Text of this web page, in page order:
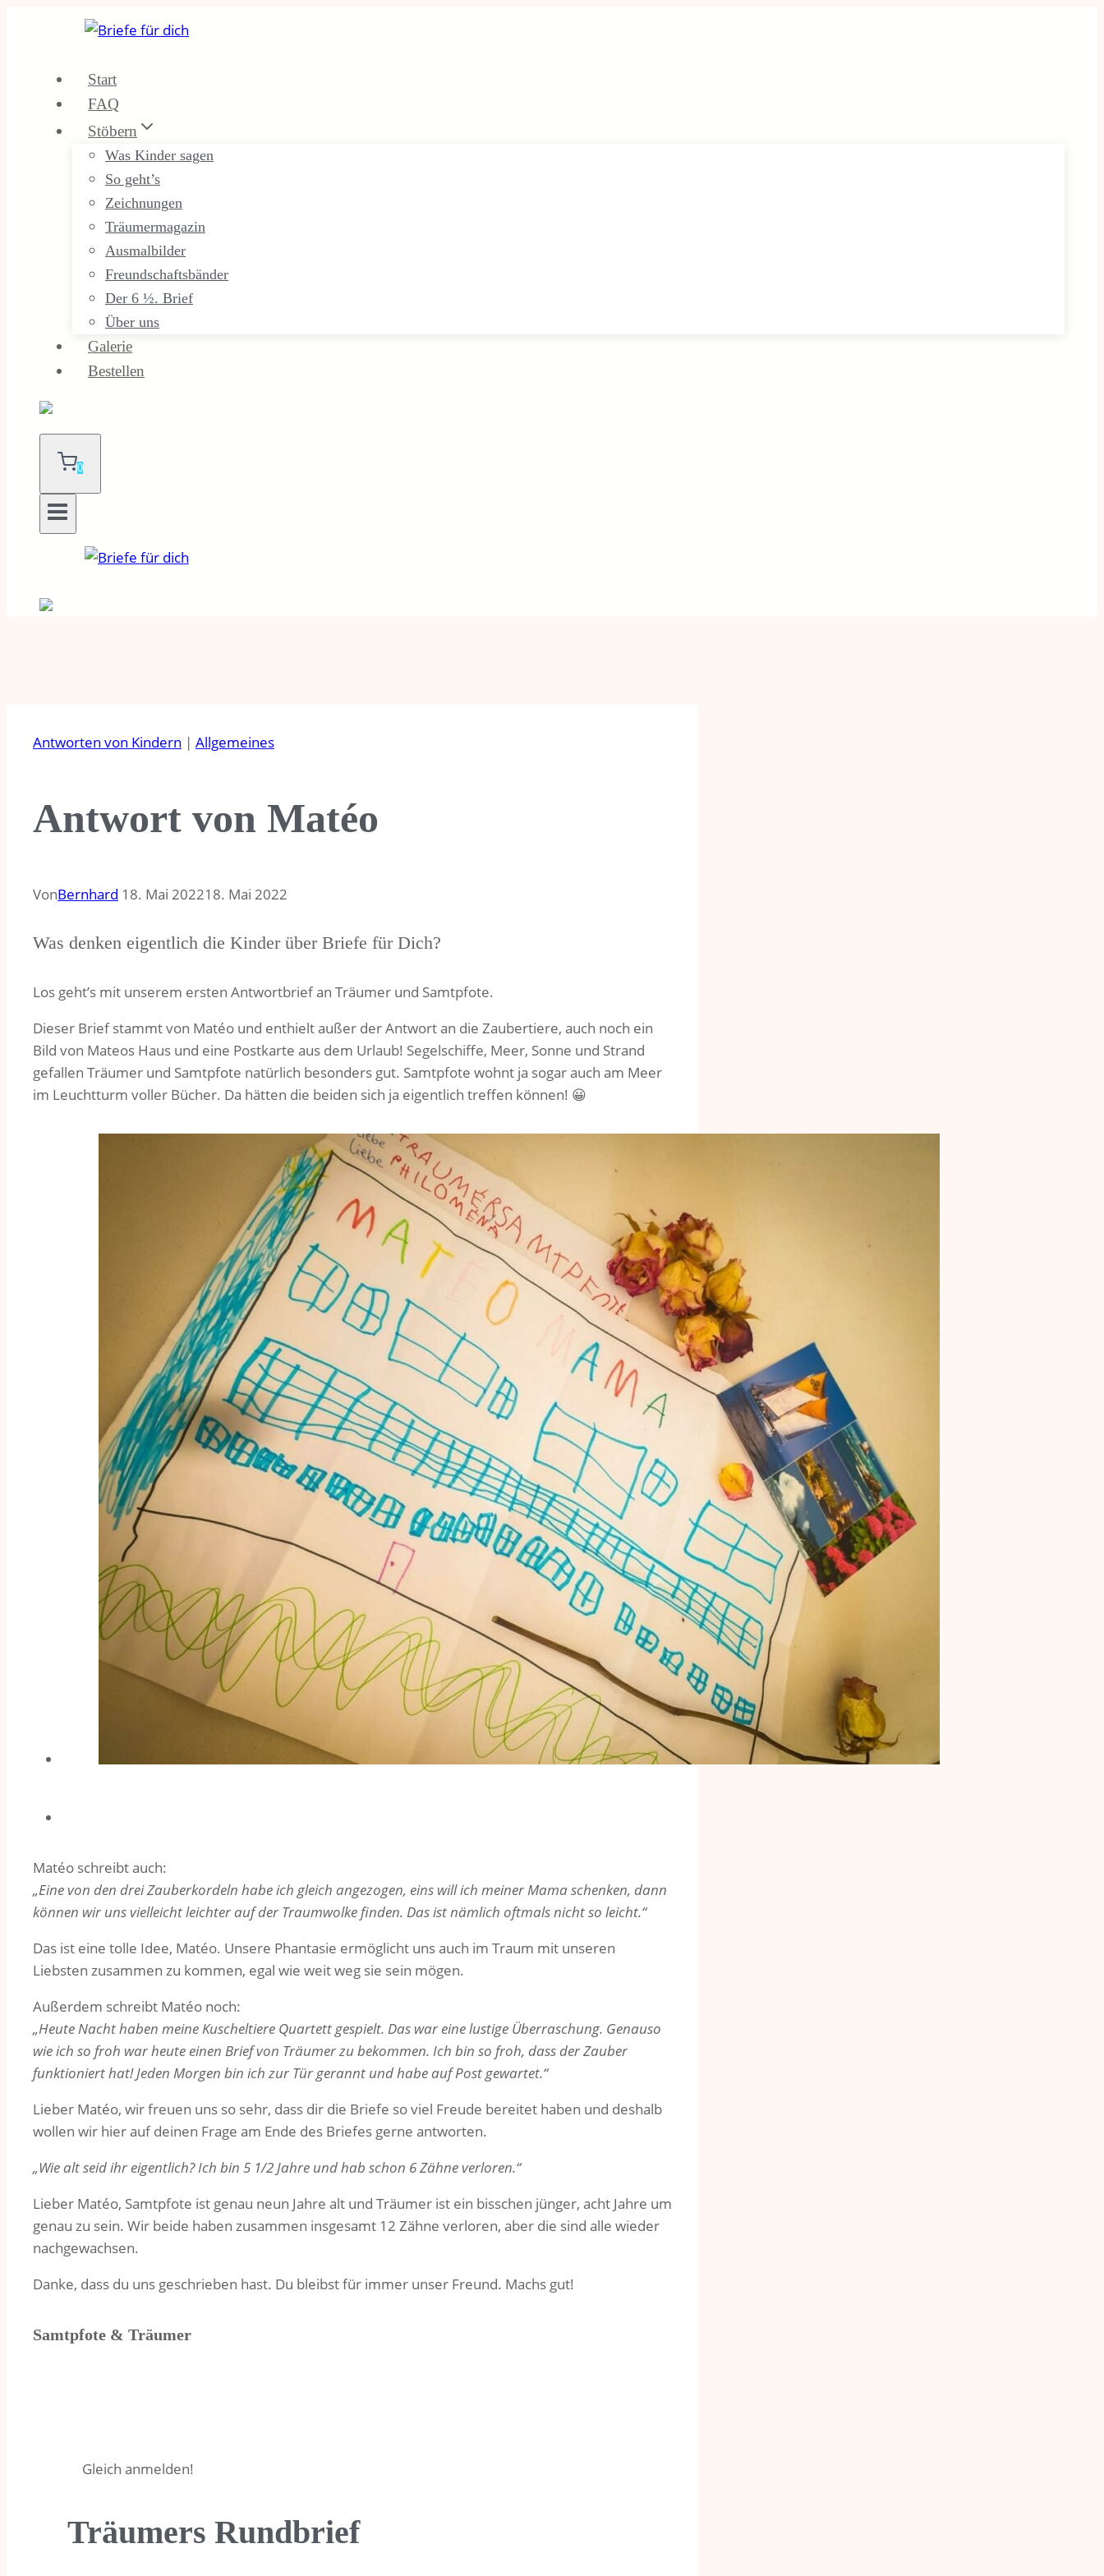
Start
FAQ
Stöbern
Was Kinder sagen
So geht’s
Zeichnungen
Träumermagazin
Ausmalbilder
Freundschaftsbänder
Der 6 ½. Brief
Über uns
Galerie
Bestellen
0
Antworten von Kindern | Allgemeines
Antwort von Matéo
VonBernhard 18. Mai 202218. Mai 2022
Was denken eigentlich die Kinder über Briefe für Dich?
Los geht’s mit unserem ersten Antwortbrief an Träumer und Samtpfote.
Dieser Brief stammt von Matéo und enthielt außer der Antwort an die Zaubertiere, auch noch ein
Bild von Mateos Haus und eine Postkarte aus dem Urlaub! Segelschiffe, Meer, Sonne und Strand
gefallen Träumer und Samtpfote natürlich besonders gut. Samtpfote wohnt ja sogar auch am Meer
im Leuchtturm voller Bücher. Da hätten die beiden sich ja eigentlich treffen können! 😀
Matéo schreibt auch:
„Eine von den drei Zauberkordeln habe ich gleich angezogen, eins will ich meiner Mama schenken, dann
können wir uns vielleicht leichter auf der Traumwolke finden. Das ist nämlich oftmals nicht so leicht.“
Das ist eine tolle Idee, Matéo. Unsere Phantasie ermöglicht uns auch im Traum mit unseren
Liebsten zusammen zu kommen, egal wie weit weg sie sein mögen.
Außerdem schreibt Matéo noch:
„Heute Nacht haben meine Kuscheltiere Quartett gespielt. Das war eine lustige Überraschung. Genauso
wie ich so froh war heute einen Brief von Träumer zu bekommen. Ich bin so froh, dass der Zauber
funktioniert hat! Jeden Morgen bin ich zur Tür gerannt und habe auf Post gewartet.“
Lieber Matéo, wir freuen uns so sehr, dass dir die Briefe so viel Freude bereitet haben und deshalb
wollen wir hier auf deinen Frage am Ende des Briefes gerne antworten.
„Wie alt seid ihr eigentlich? Ich bin 5 1/2 Jahre und hab schon 6 Zähne verloren.“
Lieber Matéo, Samtpfote ist genau neun Jahre alt und Träumer ist ein bisschen jünger, acht Jahre um
genau zu sein. Wir beide haben zusammen insgesamt 12 Zähne verloren, aber die sind alle wieder
nachgewachsen.
Danke, dass du uns geschrieben hast. Du bleibst für immer unser Freund. Machs gut!
Samtpfote & Träumer
Gleich anmelden!
Träumers Rundbrief